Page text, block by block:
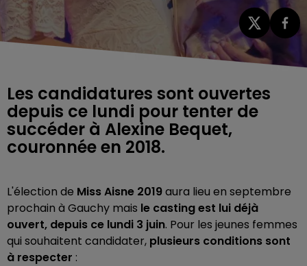
Les candidatures sont ouvertes
depuis ce lundi pour tenter de
succéder à Alexine Bequet,
couronnée en 2018.
L'élection de Miss Aisne 2019aura lieu en septembre
prochain à Gauchy mais le casting est lui déjà
ouvert, depuis ce lundi 3 juin. Pour les jeunes femmes
qui souhaitent candidater, plusieurs conditions sont
à respecter :